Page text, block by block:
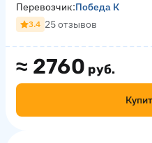
≈ 2760 руб.
Перевозчик:Победа К
3.4 25 отзывов